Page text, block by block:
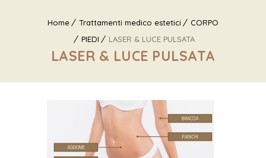
Home Trattamenti medico estetici
CORPO
PIEDI
LASER & LUCE PULSATA
LASER & LUCE PULSATA